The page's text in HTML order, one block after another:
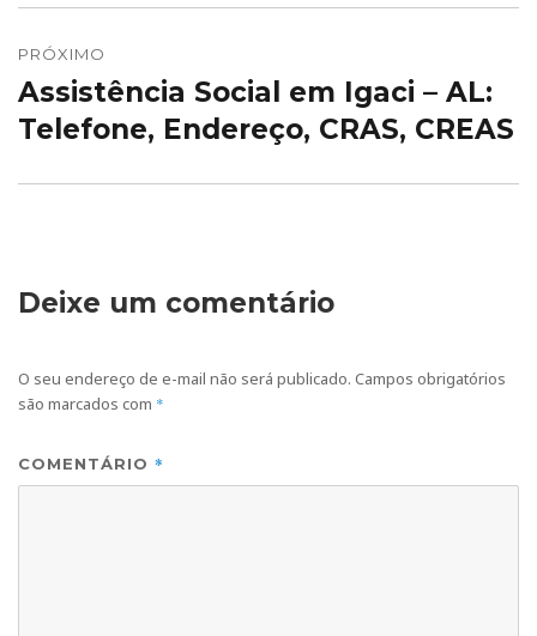
PRÓXIMO
Próximo
post:
Assistência Social em Igaci – AL:
Telefone, Endereço, CRAS, CREAS
Deixe um comentário
O seu endereço de e-mail não será publicado. Campos obrigatórios
são marcados com *
COMENTÁRIO *